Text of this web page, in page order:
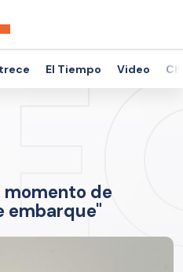
El Tiempo Video
momento de
embarque"